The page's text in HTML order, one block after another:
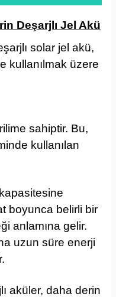
Deşarjlı Jel Akü
solar jel akü,
kullanılmak üzere
sahiptir. Bu,
kullanılan
boyunca belirli bir
anlamına gelir.
uzun süre enerji
aküler, daha derin